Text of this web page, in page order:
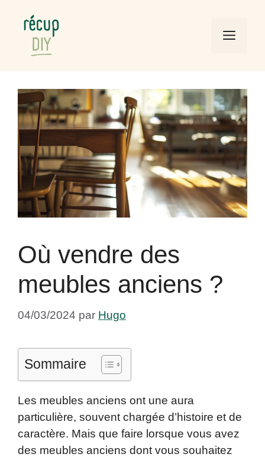
contenu
Où vendre des
meubles anciens ?
04/03/2024 par Hugo
Sommaire
Les meubles anciens ont une aura
particulière, souvent chargée d’histoire et de
caractère. Mais que faire lorsque vous avez
des meubles anciens dont vous souhaitez